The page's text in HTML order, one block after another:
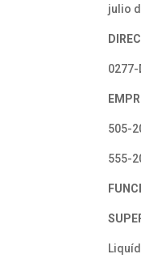
julio
505-
555-